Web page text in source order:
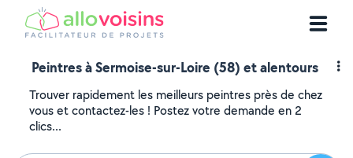
Peintres à Sermoise-sur-Loire (58) et alentours
Trouver rapidement les meilleurs peintres près de chez
vous et contactez-les ! Postez votre demande en 2
clics...